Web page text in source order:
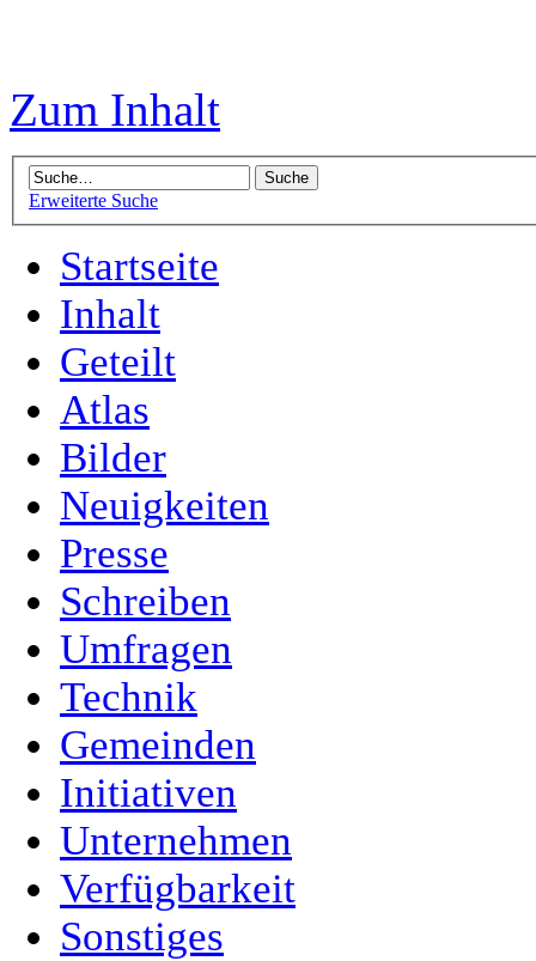
Zum Inhalt
Erweiterte Suche
Startseite
Inhalt
Geteilt
Atlas
Bilder
Neuigkeiten
Presse
Schreiben
Umfragen
Technik
Gemeinden
Initiativen
Unternehmen
Verfügbarkeit
Sonstiges